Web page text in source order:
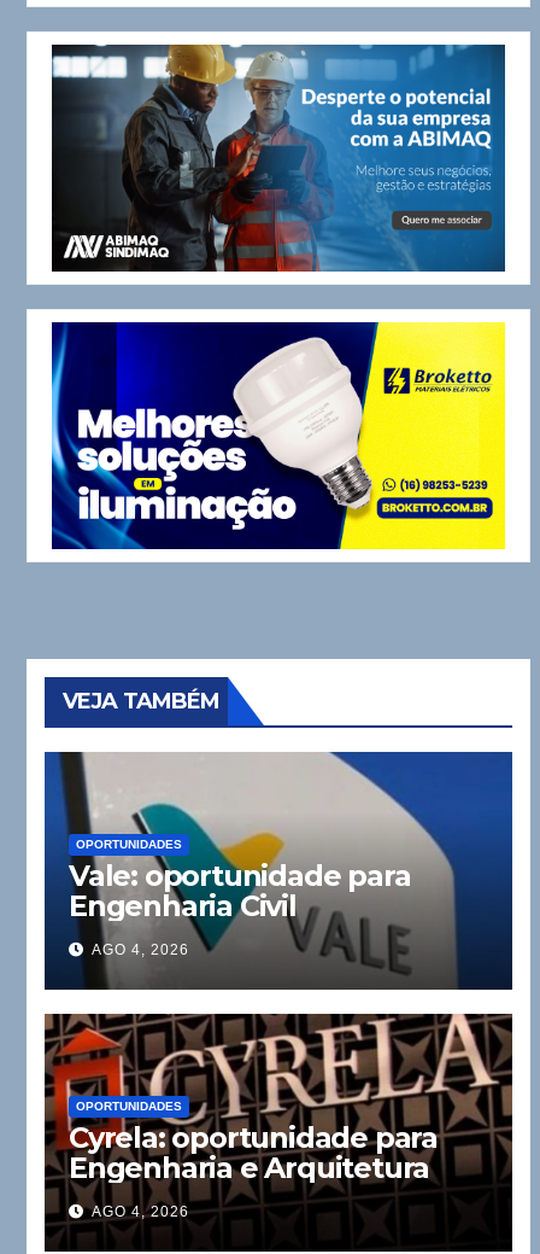
VEJA TAMBÉM
OPORTUNIDADES
Vale: oportunidade para
Engenharia Civil
AGO 4, 2026
OPORTUNIDADES
Cyrela: oportunidade para
Engenharia e Arquitetura
AGO 4, 2026